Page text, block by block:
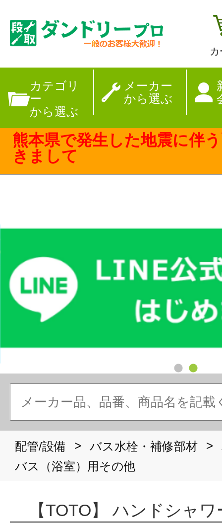
カテゴリ
ー
から選ぶ
メーカー
から選ぶ
【夏季休暇のお
熊本県で発生した地震に伴
きまして
配管/設備 > バス水栓・補修部材 >
バス（浴室）用その他
【TOTO】 ハンドシャ